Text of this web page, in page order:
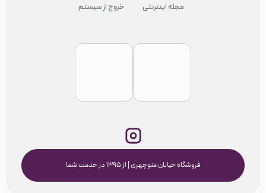
مجله اینترنتی
خروج از سیستم
فروشگاه خیابان منوچهری | از ۱۳۹۵ در خدمت شما